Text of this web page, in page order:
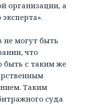
организации, а
не могут быть
что
быть с таким же
Таким
суда